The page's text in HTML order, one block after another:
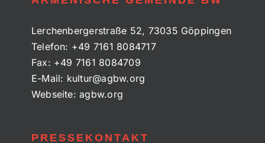
Lerchenbergerstraße 52, 73035 Göppingen
Telefon: +49 7161 8084717
Fax: +49 7161 8084709
E-Mail: kultur@agbw.org
Webseite:agbw.org
PRESSEKONTAKT